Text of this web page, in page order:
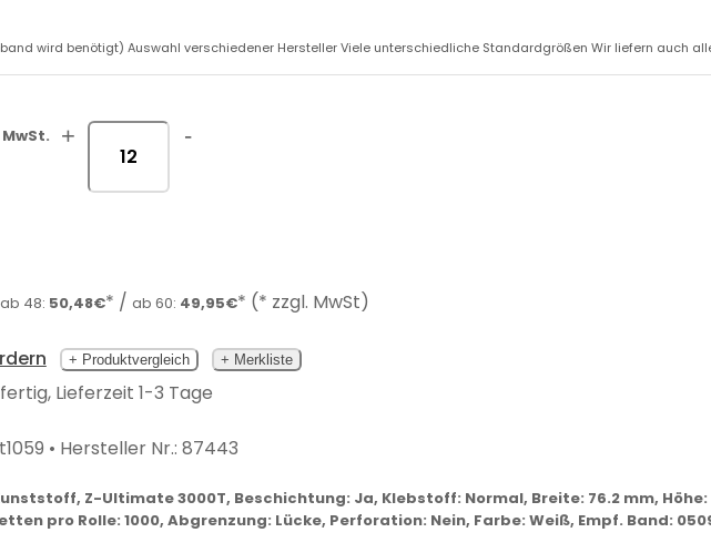
wird benötigt) Auswahl verschiedener Hersteller Viele unterschiedliche Standardgrößen Wir liefern auch
+ -
ab 48: 50,48€* / ab 60: 49,95€* (* zzgl. MwSt)
+ Produktvergleich + Merkliste
Lieferzeit 1-3 Tage
• Hersteller Nr.: 87443
Z-Ultimate 3000T, Beschichtung: Ja, Klebstoff: Normal, Breite: 76.2 mm, Höhe:
pro Rolle: 1000, Abgrenzung: Lücke, Perforation: Nein, Farbe: Weiß, Empf. Band: